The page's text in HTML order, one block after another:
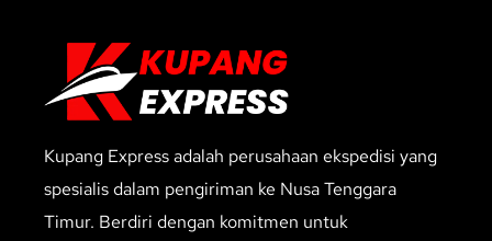
Kupang Express adalah perusahaan ekspedisi yang
spesialis dalam pengiriman ke Nusa Tenggara
Timur. Berdiri dengan komitmen untuk